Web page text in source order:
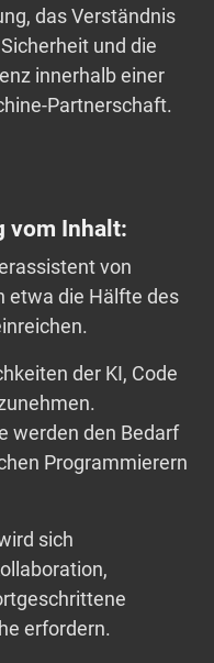
das Verständnis
und die
innerhalb einer
Partnerschaft.
vom Inhalt:
von
etwa die Hälfte des
der KI, Code
werden den Bedarf
Programmierern
sich
erfordern.